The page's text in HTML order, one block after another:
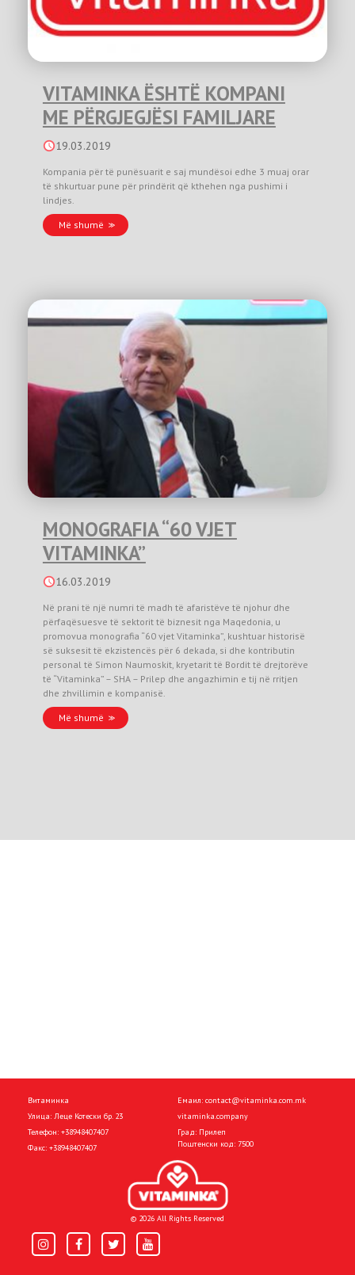
VITAMINKA ËSHTË KOMPANI
ME PËRGJEGJËSI FAMILJARE
19.03.2019
Kompania për të punësuarit e saj mundësoi edhe 3 muaj orar
të shkurtuar pune për prindërit që kthehen nga pushimi i
lindjes.
Më shumë
MONOGRAFIA “60 VJET
VITAMINKA”
16.03.2019
Në prani të një numri të madh të afaristëve të njohur dhe
përfaqësuesve të sektorit të biznesit nga Maqedonia, u
promovua monografia “60 vjet Vitaminka”, kushtuar historisë
së suksesit të ekzistencës për 6 dekada, si dhe kontributin
personal të Simon Naumoskit, kryetarit të Bordit të drejtorëve
të “Vitaminka” – SHA – Prilep dhe angazhimin e tij në rritjen
dhe zhvillimin e kompanisë.
Më shumë
Витаминка
Улица: Леце Котески бр. 23
Телефон: +38948407407
Факс: +38948407407
Емаил: contact@vitaminka.com.mk
vitaminka.company
Град: Прилеп
Поштенски код: 7500
© 2026 All Rights Reserved